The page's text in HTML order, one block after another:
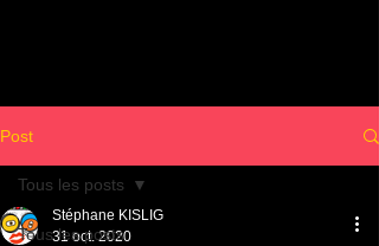
Post
Tous les posts
Tous les posts
Stéphane KISLIG
31 oct. 2020